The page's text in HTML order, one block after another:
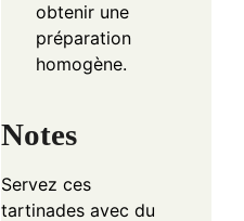
obtenir une
préparation
homogène.
Notes
Servez ces
tartinades avec du